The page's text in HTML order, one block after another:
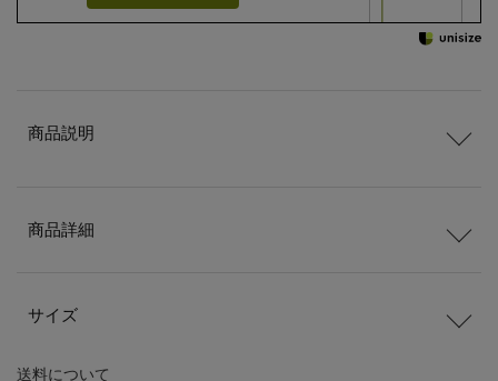
送料について
商品説明
商品詳細
サイズ